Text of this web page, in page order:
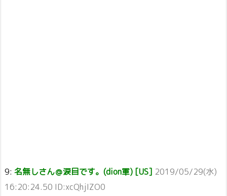
9: 名無しさん＠涙目です。(dion軍) [US] 2019/05/29(水)
16:20:24.50 ID:xcQhjIZO0